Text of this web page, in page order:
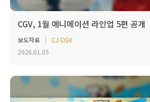
CGV, 1월 애니메이션 라인업 5편 공개
보도자료
CJ CGV
2026.01.05